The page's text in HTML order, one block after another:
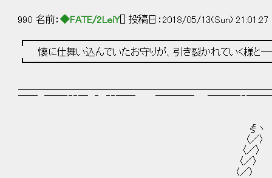
990 名前： ◆FATE/2LeiY[] 投稿日：2018/05/13(Sun) 21:01:27
懐に仕舞い込んでいたお守りが、引き裂かれていく様
── ──‐‐‐─ ‐ ‐‐── ────
ξヽ
〈／〉
〈／〉
〈／〉
〈／〉